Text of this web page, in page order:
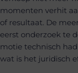
momenten verhit
of resultaat. De
eerst onderzoek te
motie technisch
wat is het juridisch